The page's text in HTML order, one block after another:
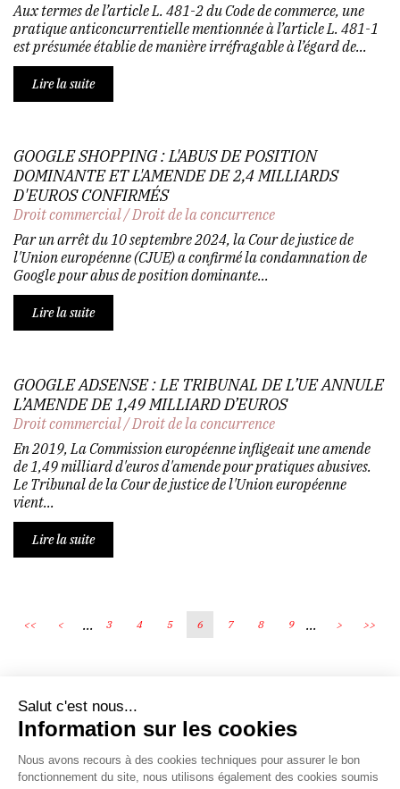
Aux termes de l’article L. 481-2 du Code de commerce, une
pratique anticoncurrentielle mentionnée à l’article L. 481-1
est présumée établie de manière irréfragable à l’égard de...
Lire la suite
GOOGLE SHOPPING : L'ABUS DE POSITION
DOMINANTE ET L'AMENDE DE 2,4 MILLIARDS
D'EUROS CONFIRMÉS
Droit commercial/Droit de la concurrence
Par un arrêt du 10 septembre 2024, la Cour de justice de
l'Union européenne (CJUE) a confirmé la condamnation de
Google pour abus de position dominante...
Lire la suite
GOOGLE ADSENSE : LE TRIBUNAL DE L’UE ANNULE
L’AMENDE DE 1,49 MILLIARD D’EUROS
Droit commercial/Droit de la concurrence
En 2019, La Commission européenne infligeait une amende
de 1,49 milliard d'euros d'amende pour pratiques abusives.
Le Tribunal de la Cour de justice de l'Union européenne
vient...
Lire la suite
<< < ... 3 4 5 6 7 8 9 ... > >>
Écosystème